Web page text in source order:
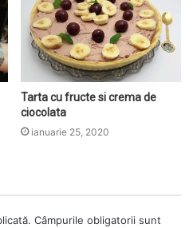
Tarta cu fructe si crema de
ciocolata
ianuarie 25, 2020
Câmpurile obligatorii sunt